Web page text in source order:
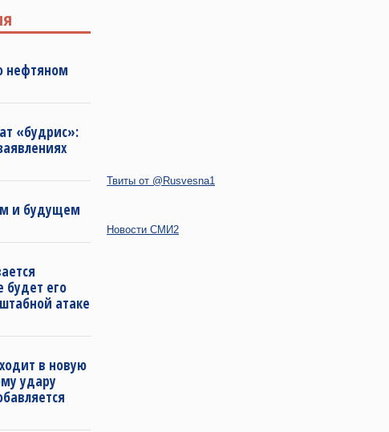
нефтяном
«будрис»:
и будущем
будет его
атаке
в новую
удару
Твиты от @Rusvesna1
Новости СМИ2